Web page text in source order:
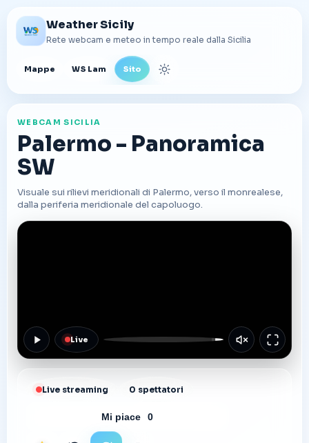
Weather Sicily
Rete webcam e meteo in tempo reale dalla Sicilia
Mappe WS Lam Sito Cambia tema
WEBCAM SICILIA
Palermo - Panoramica
SW
Visuale sui rilievi meridionali di Palermo, verso il monrealese,
dalla periferia meridionale del capoluogo.
Live
Live streaming 0 spettatori
Mi piace 0